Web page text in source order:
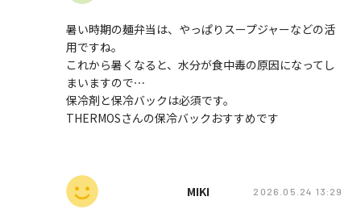
暑い時期の麺弁当は、やっぱりスープジャーなどの活
用ですね。
これから暑くなると、水分が食中毒の原因になってし
まいますので⋯
保冷剤と保冷バックは必須です。
THERMOSさんの保冷バックおすすめです
MIKI 2026.05.24 13:29